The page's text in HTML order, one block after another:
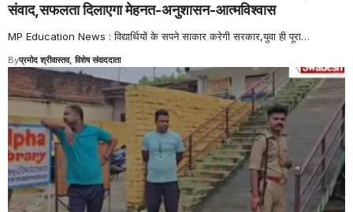
संवाद,सफलता दिलाएगा मेहनत-अनुशासन-आत्मविश्वास
MP Education News : विद्यार्थियों के सपने साकार करेगी सरकार,युवा ही पूरा…
Byप्रमोद श्रीवास्तव, विशेष संवाददाता